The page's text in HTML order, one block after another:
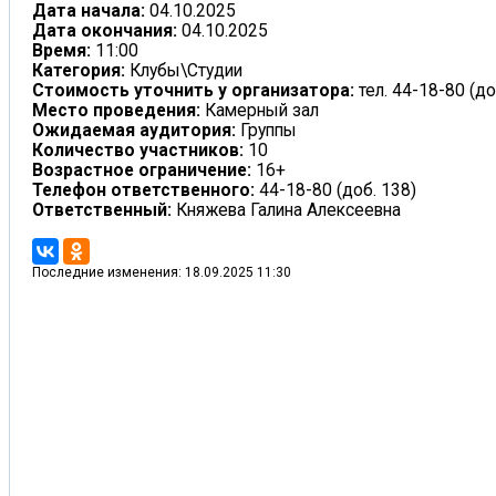
Дата начала: 04.10.2025
Дата окончания: 04.10.2025
Время: 11:00
Категория: Клубы\Студии
Стоимость уточнить у организатора: тел. 44-18-80
Место проведения: Камерный зал
Ожидаемая аудитория: Группы
Количество участников: 10
Возрастное ограничение: 16+
Телефон ответственного: 44-18-80 (доб. 138)
Ответственный: Княжева Галина Алексеевна
Последние изменения: 18.09.2025 11:30